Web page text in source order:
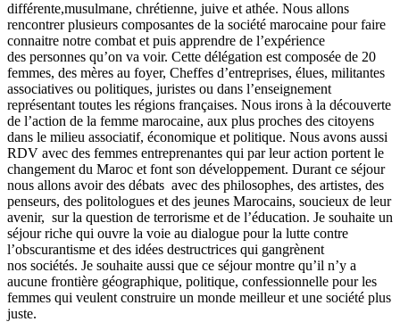
différente,musulmane, chrétienne, juive et athée. Nous allons
rencontrer plusieurs composantes de la société marocaine pour faire
connaitre notre combat et puis apprendre de l’expérience
des personnes qu’on va voir. Cette délégation est composée de 20
femmes, des mères au foyer, Cheffes d’entreprises, élues, militantes
associatives ou politiques, juristes ou dans l’enseignement
représentant toutes les régions françaises. Nous irons à la découverte
de l’action de la femme marocaine, aux plus proches des citoyens
dans le milieu associatif, économique et politique. Nous avons aussi
RDV avec des femmes entreprenantes qui par leur action portent le
changement du Maroc et font son développement. Durant ce séjour
nous allons avoir des débats avec des philosophes, des artistes, des
penseurs, des politologues et des jeunes Marocains, soucieux de leur
avenir, sur la question de terrorisme et de l’éducation. Je souhaite un
séjour riche qui ouvre la voie au dialogue pour la lutte contre
l’obscurantisme et des idées destructrices qui gangrènent
nos sociétés. Je souhaite aussi que ce séjour montre qu’il n’y a
aucune frontière géographique, politique, confessionnelle pour les
femmes qui veulent construire un monde meilleur et une société plus
juste.